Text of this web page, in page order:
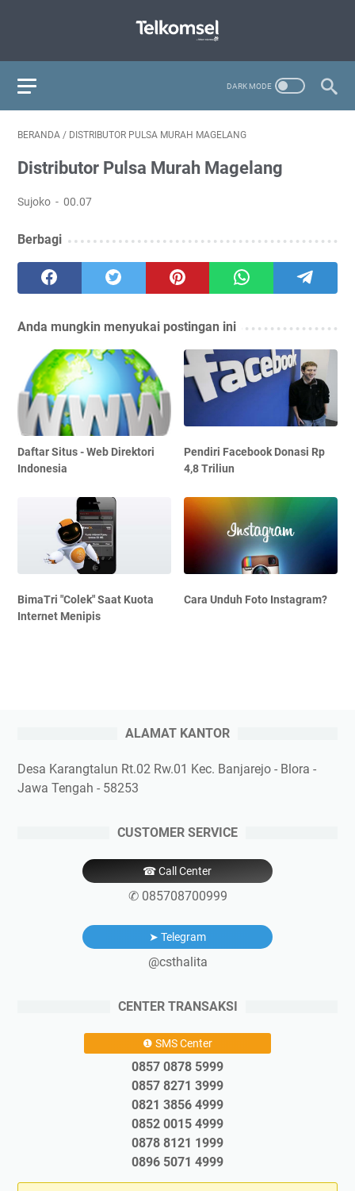
BERANDA / DISTRIBUTOR PULSA MURAH MAGELANG
Distributor Pulsa Murah Magelang
Sujoko 00.07
Berbagi
Anda mungkin menyukai postingan ini
Daftar Situs - Web Direktori
Indonesia
Pendiri Facebook Donasi Rp
4,8 Triliun
BimaTri "Colek" Saat Kuota
Internet Menipis
Cara Unduh Foto Instagram?
ALAMAT KANTOR
Desa Karangtalun Rt.02 Rw.01 Kec. Banjarejo - Blora -
Jawa Tengah - 58253
CUSTOMER SERVICE
☎ Call Center
✆ 085708700999
➤ Telegram
@csthalita
CENTER TRANSAKSI
❶ SMS Center
0857 0878 5999
0857 8271 3999
0821 3856 4999
0852 0015 4999
0878 8121 1999
0896 5071 4999